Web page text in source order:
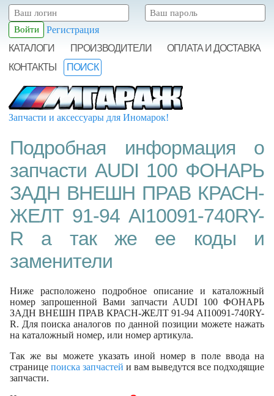
Регистрация
КАТАЛОГИ
ПРОИЗВОДИТЕЛИ
ОПЛАТА И ДОСТАВКА
КОНТАКТЫ
ПОИСК
Запчасти и аксессуары для Иномарок!
Подробная информация о
запчасти AUDI 100 ФОНАРЬ
ЗАДН ВНЕШН ПРАВ КРАСН-
ЖЕЛТ 91-94 AI10091-740RY-
R а так же ее коды и
заменители
Ниже расположено подробное описание и каталожный
номер запрошенной Вами запчасти AUDI 100 ФОНАРЬ
ЗАДН ВНЕШН ПРАВ КРАСН-ЖЕЛТ 91-94 AI10091-740RY-
R. Для поиска аналогов по данной позиции можете нажать
на каталожный номер, или номер артикула.
Так же вы можете указать иной номер в поле ввода на
странице поиска запчастей и вам выведутся все подходящие
запчасти.